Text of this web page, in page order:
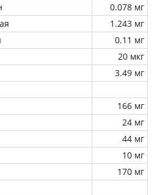
0.078 мг
1.243 мг
0.11 мг
20 мкг
3.49 мг
166 мг
24 мг
44 мг
10 мг
170 мг